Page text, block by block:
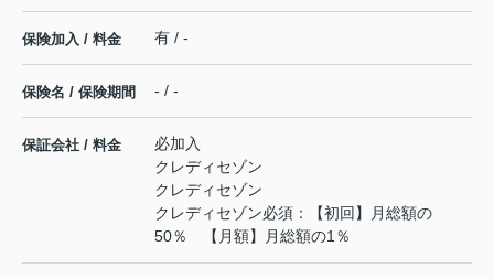
保険加入 / 料金 有 / -
保険名 / 保険期間 - / -
保証会社 / 料金
必加入
クレディセゾン
クレディセゾン
クレディセゾン必須：【初回】月総額の
50％ 【月額】月総額の1％